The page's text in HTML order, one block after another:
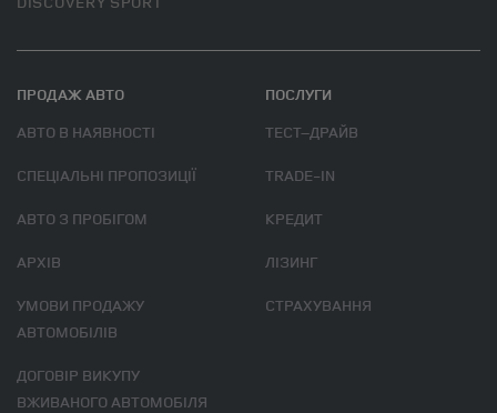
ПРОДАЖ АВТО
АВТО В НАЯВНОСТІ
СПЕЦІАЛЬНІ ПРОПОЗИЦІЇ
АВТО З ПРОБІГОМ
АРХІВ
УМОВИ ПРОДАЖУ
АВТОМОБІЛІВ
ДОГОВІР ВИКУПУ
ВЖИВАНОГО АВТОМОБІЛЯ
ПОСЛУГИ
ТЕСТ–ДРАЙВ
TRADE-IN
КРЕДИТ
ЛІЗИНГ
СТРАХУВАННЯ